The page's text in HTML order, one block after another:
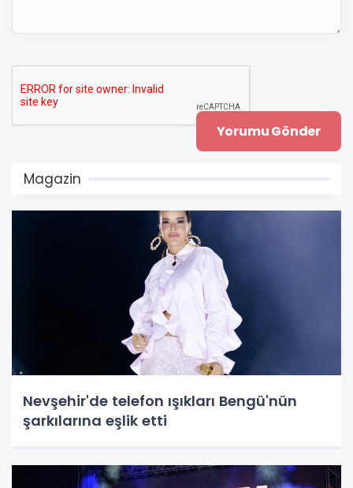
Magazin
Nevşehir'de telefon ışıkları Bengü'nün
şarkılarına eşlik etti